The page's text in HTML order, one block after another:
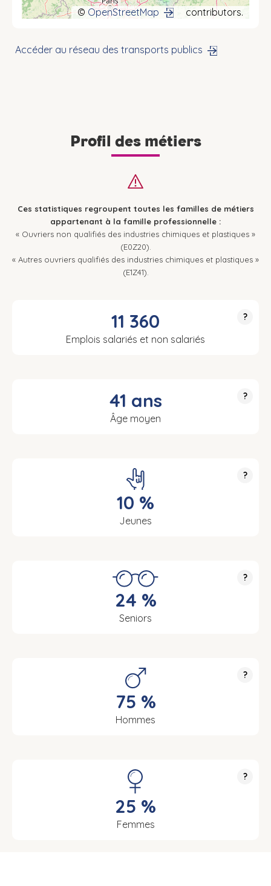
© OpenStreetMap contributors.
Accéder au réseau des transports publics
Profil des métiers
Ces statistiques regroupent toutes les familles de métiers
appartenant à la famille professionnelle :
« Ouvriers non qualifiés des industries chimiques et plastiques »
(E0Z20).
« Autres ouvriers qualifiés des industries chimiques et plastiques »
(E1Z41).
?
11 360
Emplois salariés et non salariés
?
41 ans
Âge moyen
?
10 %
Jeunes
?
24 %
Seniors
?
75 %
Hommes
?
25 %
Femmes